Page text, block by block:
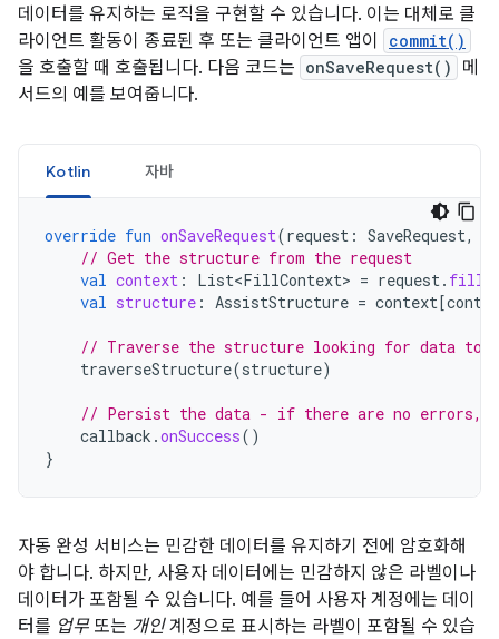
데이터를 유지하는 로직을 구현할 수 있습니다. 이는 대체로 클
라이언트 활동이 종료된 후 또는 클라이언트 앱이
commit()
을 호출할 때 호출됩니다. 다음 코드는 onSaveRequest()
메
서드의 예를 보여줍니다.
Kotlin 자바
override fun onSaveRequest(request : SaveRequest,
// Get the structure from the request
val context : List<FillContext> = request.
val structure : AssistStructure = context[
// Traverse the structure looking for data to
traverseStructure(structure)
// Persist the data - if there are no errors,
callback .onSuccess()
}
자동 완성 서비스는 민감한 데이터를 유지하기 전에 암호화해
야 합니다. 하지만, 사용자 데이터에는 민감하지 않은 라벨이나
데이터가 포함될 수 있습니다. 예를 들어 사용자 계정에는 데이
터를 업무 또는 개인계정으로 표시하는 라벨이 포함될 수 있습